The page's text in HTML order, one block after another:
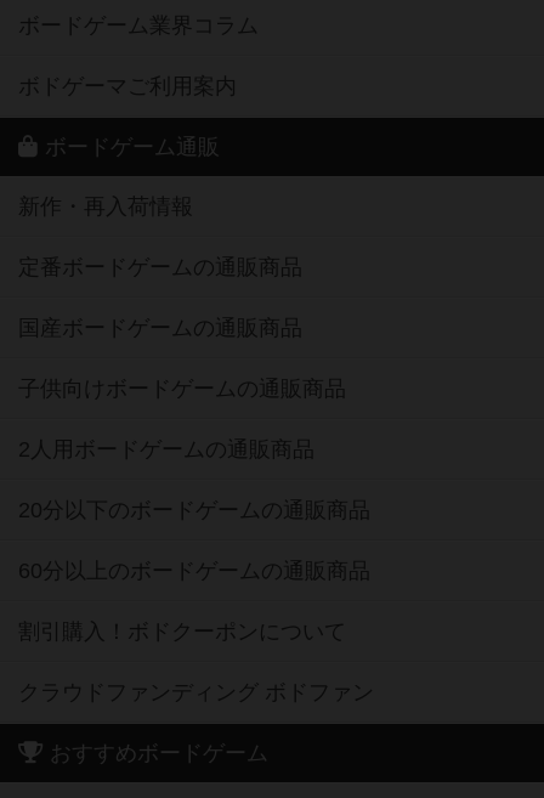
ボードゲーム業界コラム
ボドゲーマご利用案内
ボードゲーム通販
新作・再入荷情報
定番ボードゲームの通販商品
国産ボードゲームの通販商品
子供向けボードゲームの通販商品
2人用ボードゲームの通販商品
20分以下のボードゲームの通販商品
60分以上のボードゲームの通販商品
割引購入！ボドクーポンについて
クラウドファンディング ボドファン
おすすめボードゲーム